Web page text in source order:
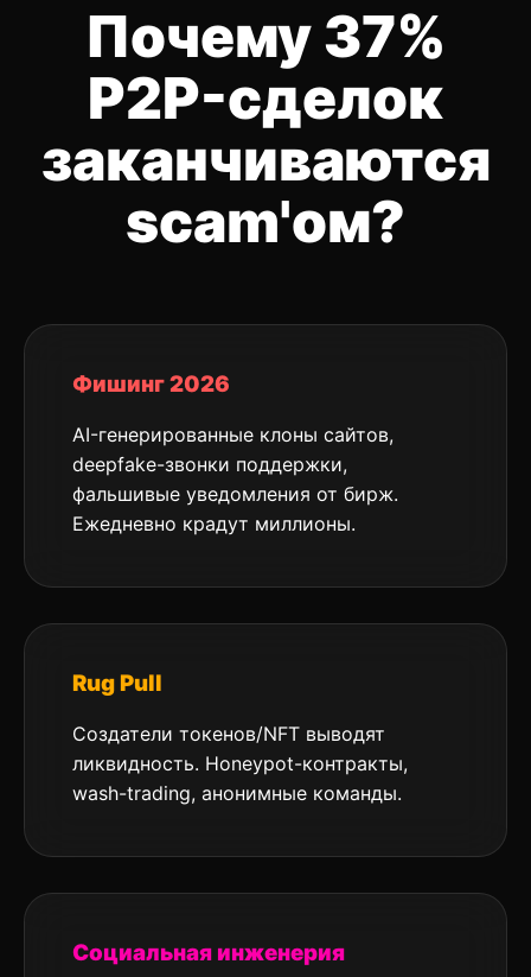
Почему 37%
P2P-сделок
заканчиваются
scam'ом?
Фишинг 2026
AI-генерированные клоны сайтов,
deepfake-звонки поддержки,
фальшивые уведомления от бирж.
Ежедневно крадут миллионы.
Rug Pull
Создатели токенов/NFT выводят
ликвидность. Honeypot-контракты,
wash-trading, анонимные команды.
Социальная инженерия